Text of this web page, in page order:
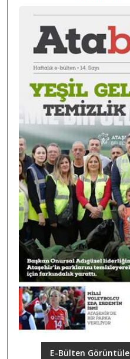
E-Bülten Görüntüle